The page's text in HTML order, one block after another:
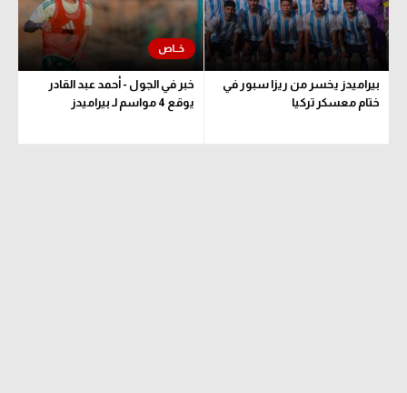
أقسام خاصة
Gamers
ميركاتو
بيراميدز يخسر من ريزا سبور في
ختام معسكر تركيا
خبر في الجول - أحمد عبد القادر
يوقع 4 مواسم لـ بيراميدز